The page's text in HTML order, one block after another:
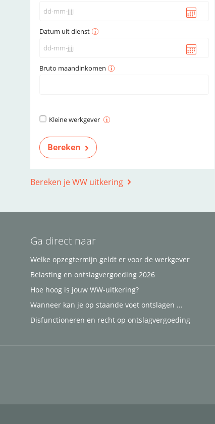
Datum uit dienst
Bruto maandinkomen
Kleine werkgever
Bereken je WW uitkering
Ga direct naar
Welke opzegtermijn geldt er voor de werkgever
Belasting en ontslagvergoeding 2026
Hoe hoog is jouw WW-uitkering?
Wanneer kan je op staande voet ontslagen ...
Disfunctioneren en recht op ontslagvergoeding